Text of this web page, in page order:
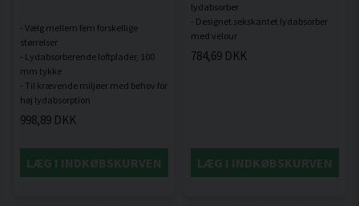
- Vælg mellem fem forskellige
størrelser
- Lydabsorberende loftplader, 100
mm tykke
- Til krævende miljøer med behov for
998,89 DKK
LÆG I INDKØBSKURVEN
lydabsorber
- Designet sekskantet lydabsorber
784,69 DKK
LÆG I INDKØBSKURVEN